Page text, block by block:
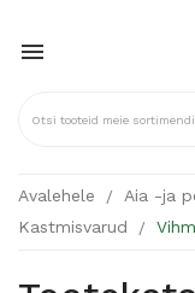

Avalehele
Aia -ja
Kastmisvarud